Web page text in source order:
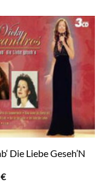
Die Liebe Geseh’N
€